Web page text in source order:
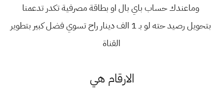
وماعندك حساب باي بال او بطاقة مصرفية تكدر تدعمنا
بتحويل رصيد حته لو بـ 1 الف دينار راح تسوي فضل كبير بتطوير
القناة
الارقام هي